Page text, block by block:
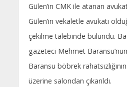
Gülen’in CMK ile atanan
Gülen’in vekaletle avukatı
çekilme talebinde bulundu.
gazeteci Mehmet
Baransu böbrek
üzerine salondan çıkarıldı.